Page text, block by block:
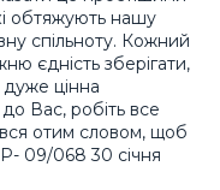
обтяжують нашу
спільноту. Кожний
єдність зберігати,
цінна
Вас, робіть все
отим словом, щоб
Р- 09/068 30 січня